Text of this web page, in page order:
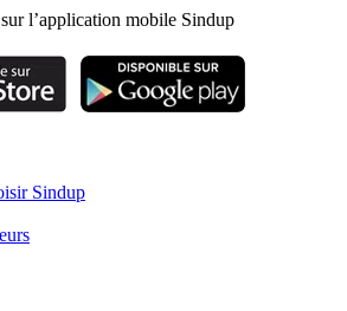
l’application mobile Sindup
Sindup